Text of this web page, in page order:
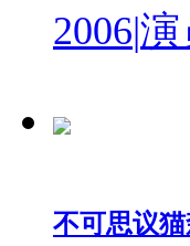
2006|演
不可思议